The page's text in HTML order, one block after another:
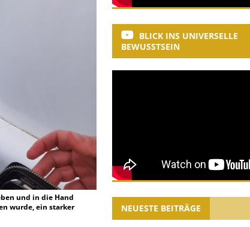
und in die Hand
wurde, ein starker
BLICK INS UNIVERSELLE
BEWUSSTSEIN
NEUESTE BEITRÄGE